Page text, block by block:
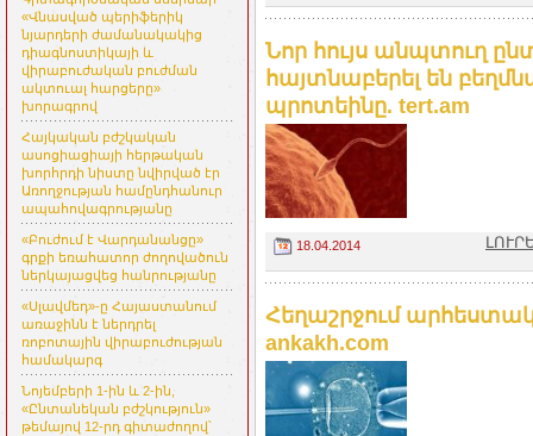
«Վնասված պերիֆերիկ
նյարդերի ժամանակակից
դիագնոստիկայի և
վիրաբուժական բուժման
ակտուալ հարցերը»
խորագրով
Հայկական բժշկական
ասոցիացիայի հերթական
խորհրդի նիստը նվիրված էր
Առողջության համընդհանուր
ապահովագրությանը
«Բուժում է Վարդանանցը»
գրքի եռահատոր ժողովածուն
ներկայացվեց հանրությանը
«Սլավմեդ»-ը Հայաստանում
առաջինն է ներդրել
ռոբոտային վիրաբուժության
համակարգ
Նոյեմբերի 1-ին և 2-ին,
«Ընտանեկան բժշկություն»
թեմայով 12-րդ գիտաժողով՝
Նոր հույս անպտուղ
հայտնաբերել են
պրոտեինը. tert.am
18.04.2014
Հեղաշրջում
ankakh.com